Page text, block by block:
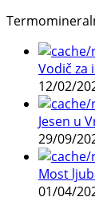
Vodič za
12/02/
Jesen u
29/09/
Most
01/04/